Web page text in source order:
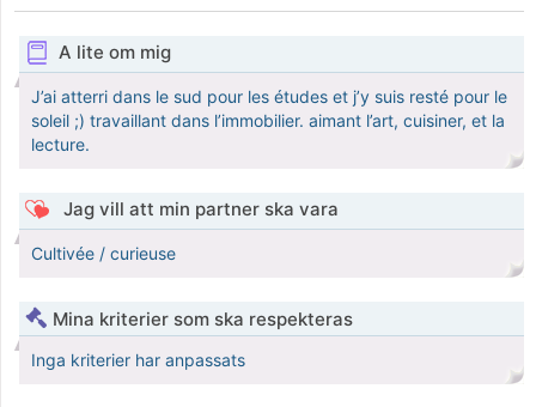
A lite om mig
J’ai atterri dans le sud pour les études et j’y suis resté pour le
soleil ;) travaillant dans l’immobilier. aimant l’art, cuisiner, et la
lecture.
Jag vill att min partner ska vara
Cultivée / curieuse
Mina kriterier som ska respekteras
Inga kriterier har anpassats